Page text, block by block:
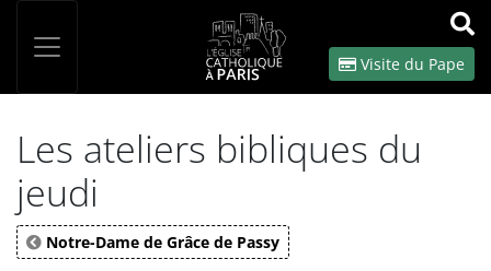
OK
Visite du Pape
Les ateliers bibliques du
jeudi
Notre-Dame de Grâce de Passy
Panneau de gestion des cookies